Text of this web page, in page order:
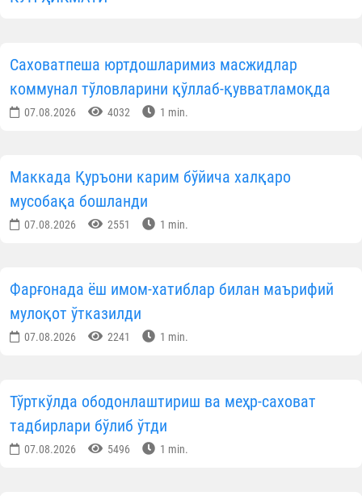
Саховатпеша юртдошларимиз масжидлар
коммунал тўловларини қўллаб-қувватламоқда
07.08.2026 4032 1 min.
Маккада Қуръони карим бўйича халқаро
мусобақа бошланди
07.08.2026 2551 1 min.
Фарғонада ёш имом-хатиблар билан маърифий
мулоқот ўтказилди
07.08.2026 2241 1 min.
Тўрткўлда ободонлаштириш ва меҳр-саховат
тадбирлари бўлиб ўтди
07.08.2026 5496 1 min.